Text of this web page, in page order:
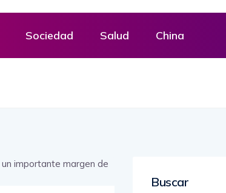
Sociedad Salud China
Buscar